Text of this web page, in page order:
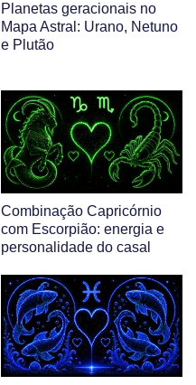
Planetas geracionais no
Mapa Astral: Urano, Netuno
e Plutão
Combinação Capricórnio
com Escorpião: energia e
personalidade do casal